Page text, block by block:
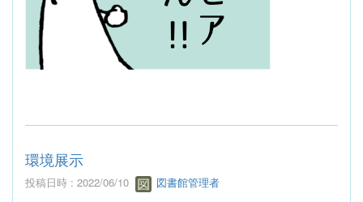
環境展示
投稿日時 : 2022/06/10 図書館管理者